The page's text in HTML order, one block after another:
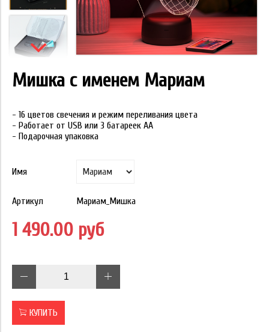
Мишка с именем Мариам
- 16 цветов свечения и режим переливания цвета
- Работает от USB или 3 батареек АА
- Подарочная упаковка
Имя
Артикул Мариам_Мишка
1 490.00 руб
КУПИТЬ